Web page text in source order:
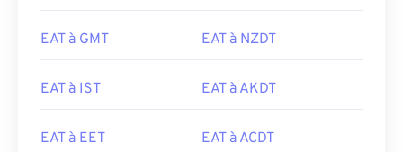
EAT à GMT EAT à NZDT
EAT à IST EAT à AKDT
EAT à EET EAT à ACDT